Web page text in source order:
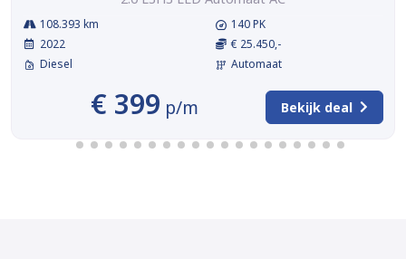
108.393 km
2022
Diesel
140 PK
€ 25.450,-
Automaat
€ 399 p/m Bekijk deal